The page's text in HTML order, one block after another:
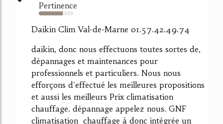
Pertinence
68%
Daikin Clim Val-de-Marne 01.57.42.49.74
daikin, donc nous effectuons toutes sortes de,
dépannages et maintenances pour
professionnels et particuliers. Nous nous
efforçons d'effectué les meilleures propositions
et aussi les meilleurs Prix climatisation
chauffage. dépannage appelez nous. GNF
climatisation chauffage à donc intégrée un